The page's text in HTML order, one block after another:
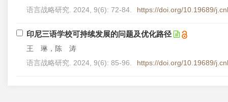
语言战略研究. 2024, 9(6): 72-84.
https://doi.org/10.19689/
印尼三语学校可持续发展的问题及优化路径
王 琳，陈 涛
语言战略研究. 2024, 9(6): 85-96.
https://doi.org/10.19689/